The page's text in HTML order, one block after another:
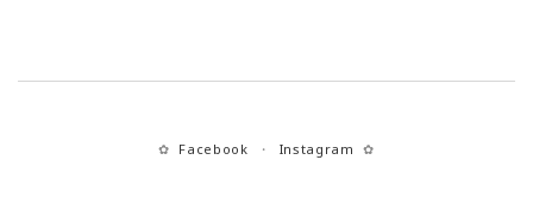
✿ Facebook ・ Instagram ✿